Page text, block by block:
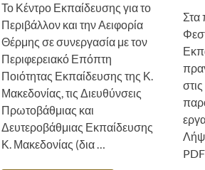
Το Κέντρο Εκπαίδευσης για το
Περιβάλλον και την Αειφορία
Θέρμης σε συνεργασία με τον
Περιφερειακό Επόπτη
Ποιότητας Εκπαίδευσης της Κ.
Μακεδονίας, τις Διευθύνσεις
Πρωτοβάθμιας και
Δευτεροβάθμιας Εκπαίδευσης
Κ. Μακεδονίας (δια …
Στα